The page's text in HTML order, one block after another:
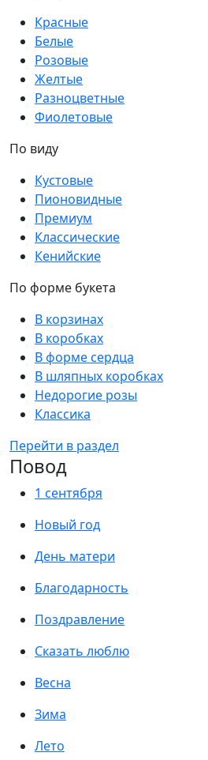
Красные
Белые
Розовые
Желтые
Разноцветные
Фиолетовые
По виду
Кустовые
Пионовидные
Премиум
Классические
Кенийские
По форме букета
В корзинах
В коробках
В форме сердца
В шляпных коробках
Недорогие розы
Классика
Перейти в раздел
Повод
1 сентября
Новый год
День матери
Благодарность
Поздравление
Сказать люблю
Весна
Зима
Лето